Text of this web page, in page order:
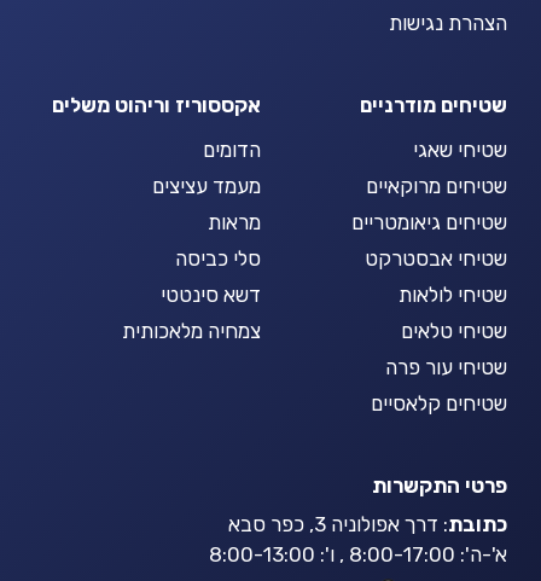
הצהרת נגישות
שטיחים מודרניים
שטיחי שאגי
שטיחים מרוקאיים
שטיחים גיאומטריים
שטיחי אבסטרקט
שטיחי לולאות
שטיחי טלאים
שטיחי עור פרה
שטיחים קלאסיים
אקססוריז וריהוט משלים
הדומים
מעמד עציצים
מראות
סלי כביסה
דשא סינטטי
צמחיה מלאכותית
פרטי התקשרות
כתובת: דרך אפולוניה 3, כפר סבא
א'-ה': 8:00-17:00 , ו': 8:00-13:00